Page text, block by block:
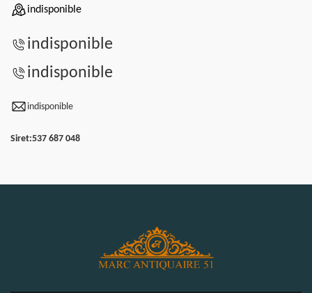
indisponible
indisponible
indisponible
indisponible
Siret:537 687 048